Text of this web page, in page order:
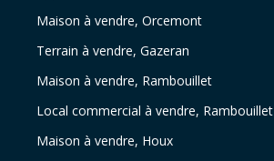
Maison à vendre, Orcemont
Terrain à vendre, Gazeran
Maison à vendre, Rambouillet
Local commercial à vendre, Rambouillet
Maison à vendre, Houx